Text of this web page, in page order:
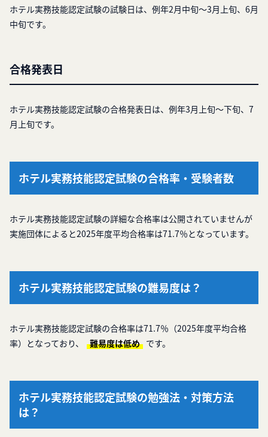
ホテル実務技能認定試験の試験日は、例年2月中旬～3月上旬、6月
中旬です。
合格発表日
ホテル実務技能認定試験の合格発表日は、例年3月上旬～下旬、7
月上旬です。
ホテル実務技能認定試験の合格率・受験者数
ホテル実務技能認定試験の詳細な合格率は公開されていませんが
実施団体によると2025年度平均合格率は71.7％となっています。
ホテル実務技能認定試験の難易度は？
ホテル実務技能認定試験の合格率は71.7％（2025年度平均合格
率）となっており、
難易度は低め です。
ホテル実務技能認定試験の勉強法・対策方法
は？